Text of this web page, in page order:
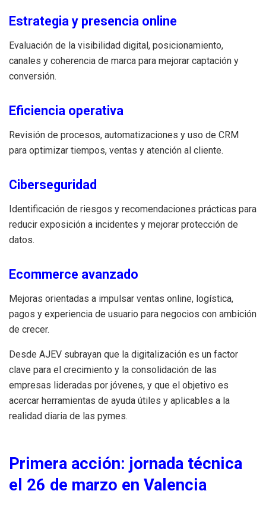
Estrategia y presencia online
Evaluación de la visibilidad digital, posicionamiento,
canales y coherencia de marca para mejorar captación y
conversión.
Eficiencia operativa
Revisión de procesos, automatizaciones y uso de CRM
para optimizar tiempos, ventas y atención al cliente.
Ciberseguridad
Identificación de riesgos y recomendaciones prácticas para
reducir exposición a incidentes y mejorar protección de
datos.
Ecommerce avanzado
Mejoras orientadas a impulsar ventas online, logística,
pagos y experiencia de usuario para negocios con ambición
de crecer.
Desde AJEV subrayan que la digitalización es un factor
clave para el crecimiento y la consolidación de las
empresas lideradas por jóvenes, y que el objetivo es
acercar herramientas de ayuda útiles y aplicables a la
realidad diaria de las pymes.
Primera acción: jornada técnica
el 26 de marzo en Valencia